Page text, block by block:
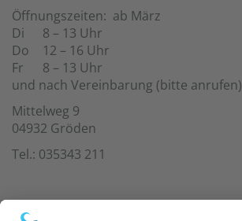
Öffnungszeiten: ab März
Di
8 – 13 Uhr
Do
12 – 16 Uhr
Fr
8 – 13 Uhr
und nach Vereinbarung (bitte anrufen)
Mittelweg 9
04932 Gröden
Tel.: 035343 211